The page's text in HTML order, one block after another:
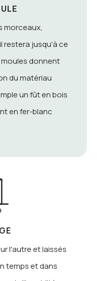
morceaux,
restera jusqu'à ce
donnent
du matériau
un fût en bois
en fer-blanc
l'autre et laissés
temps et dans